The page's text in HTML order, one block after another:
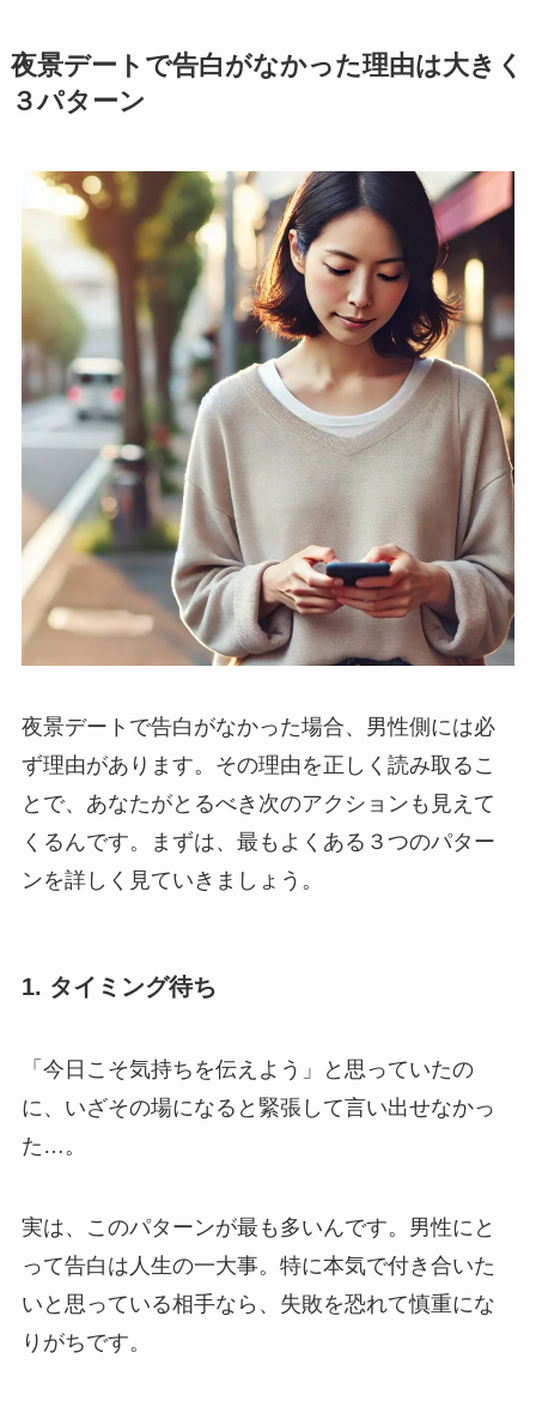
夜景デートで告白がなかった理由は大きく
３パターン
夜景デートで告白がなかった場合、男性側には必
ず理由があります。その理由を正しく読み取るこ
とで、あなたがとるべき次のアクションも見えて
くるんです。まずは、最もよくある３つのパター
ンを詳しく見ていきましょう。
1. タイミング待ち
「今日こそ気持ちを伝えよう」と思っていたの
に、いざその場になると緊張して言い出せなかっ
た…。
実は、このパターンが最も多いんです。男性にと
って告白は人生の一大事。特に本気で付き合いた
いと思っている相手なら、失敗を恐れて慎重にな
りがちです。